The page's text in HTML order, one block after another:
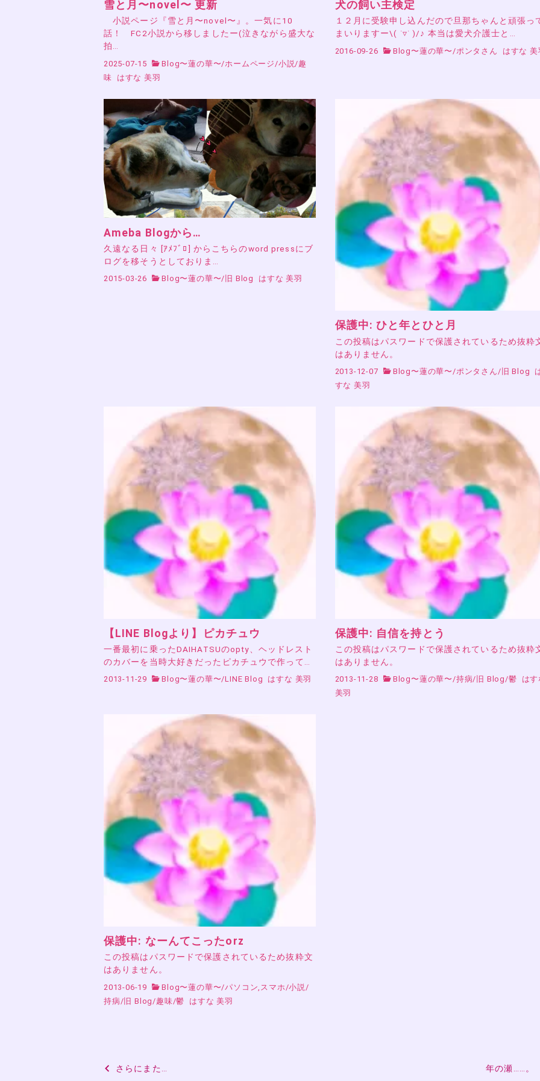
雪と月〜novel〜 更新
小説ページ『雪と月〜novel〜』。一気に10
話！ FC2小説から移しましたー(泣きながら盛大な
拍…
2025-07-15 Blog〜蓮の華〜/ホームページ /小説 /趣
味
はすな 美羽
犬の飼い主検定
１２月に受験申し込んだので旦那ちゃんと頑張っ
まいりますー\( ˙▿︎˙ )/♪ 本当は愛犬介護士と…
2016-09-26 Blog〜蓮の華〜 /ポンタさん はすな 美
Ameba Blogから…
久遠なる日々 [ｱﾒﾌﾞﾛ] からこちらのword pressにブ
ログを移そうとしておりま…
2015-03-26 Blog〜蓮の華〜/ 旧 Blog はすな 美羽
保護中: ひと年とひと月
この投稿はパスワードで保護されているため抜粋
はありません。
2013-12-07 Blog〜蓮の華〜/ポンタさん/ 旧 Blog
すな 美羽
【LINE Blogより】ピカチュウ
一番最初に乗ったDAIHATSUのopty、ヘッドレスト
のカバーを当時大好きだったピカチュウで作って…
2013-11-29 Blog〜蓮の華〜/LINE Blog はすな 美羽
保護中: 自信を持とう
この投稿はパスワードで保護されているため抜粋
はありません。
2013-11-28 Blog〜蓮の華〜/持病/ 旧 Blog/鬱
はす
美羽
保護中: なーんてこったorz
この投稿はパスワードで保護されているため抜粋文
はありません。
2013-06-19 Blog〜蓮の華〜/パソコン,スマホ /小説 /
持病 /旧 Blog /趣味/鬱 はすな 美羽
投
さらにまた… 年の瀬……。